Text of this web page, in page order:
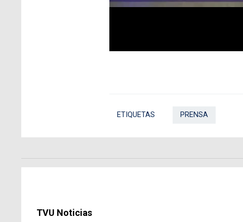
ETIQUETAS PRENSA
TVU Noticias